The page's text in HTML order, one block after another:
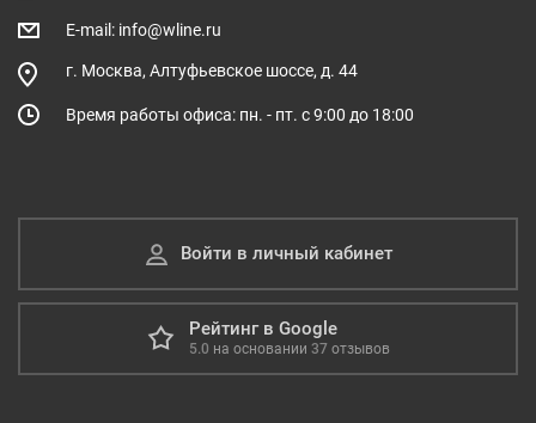
E-mail: info@wline.ru
г. Москва, Алтуфьевское шоссе, д. 44
Время работы офиса: пн. - пт. с 9:00 до 18:00
Войти в личный кабинет
Рейтинг в Google
5.0 на основании 37отзывов